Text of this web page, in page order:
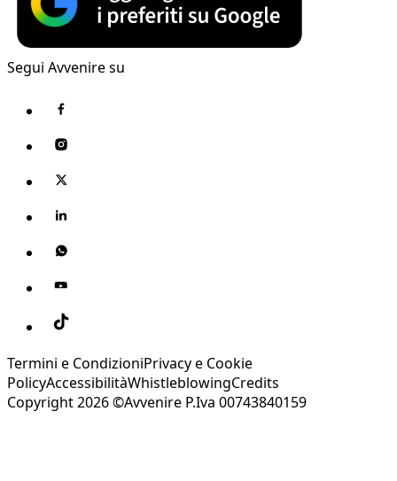
Segui Avvenire su
Termini e CondizioniPrivacy e Cookie
PolicyAccessibilitàWhistleblowingCredits
Copyright 2026 ©Avvenire P.Iva 00743840159